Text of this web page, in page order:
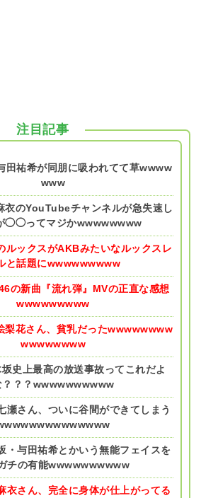
注目記事
田祐希が同朋に吸われてて草wwww
www
衣のYouTubeチャンネルが急失速し
◯◯ってマジかwwwwwwww
ルックスがAKBみたいなルックスレ
と話題にwwwwwwwww
の新曲『流れ弾』MVの正直な感想
wwwwwwwww
梨花さん、貧乳だったwwwwwwww
wwwwwwww
坂史上最高の放送事故ってこれだよ
？？？wwwwwwwwww
瀬さん、ついに谷間ができてしまう
・与田祐希とかいう無能フェイスを
チの有能wwwwwwwwww
衣さん、完全に身体が仕上がってる